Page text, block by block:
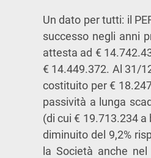
Un dato per tutti: il
successo negli anni
attesta ad €
€ 14.449.372. Al 31/
costituito per €
passività a lunga
(di cui € 19.713.234
diminuito del 9,2%
la Società anche